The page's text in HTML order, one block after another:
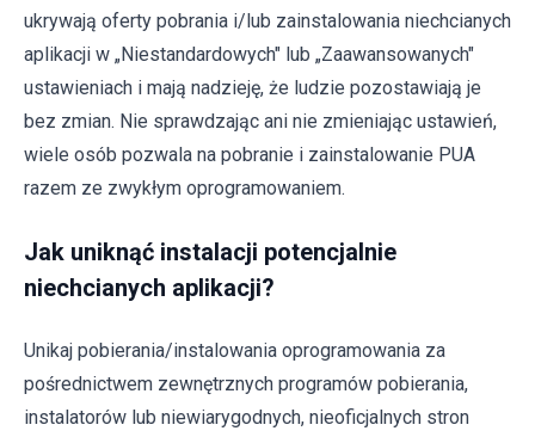
ukrywają oferty pobrania i/lub zainstalowania niechcianych
aplikacji w „Niestandardowych" lub „Zaawansowanych"
ustawieniach i mają nadzieję, że ludzie pozostawiają je
bez zmian. Nie sprawdzając ani nie zmieniając ustawień,
wiele osób pozwala na pobranie i zainstalowanie PUA
razem ze zwykłym oprogramowaniem.
Jak uniknąć instalacji potencjalnie
niechcianych aplikacji?
Unikaj pobierania/instalowania oprogramowania za
pośrednictwem zewnętrznych programów pobierania,
instalatorów lub niewiarygodnych, nieoficjalnych stron